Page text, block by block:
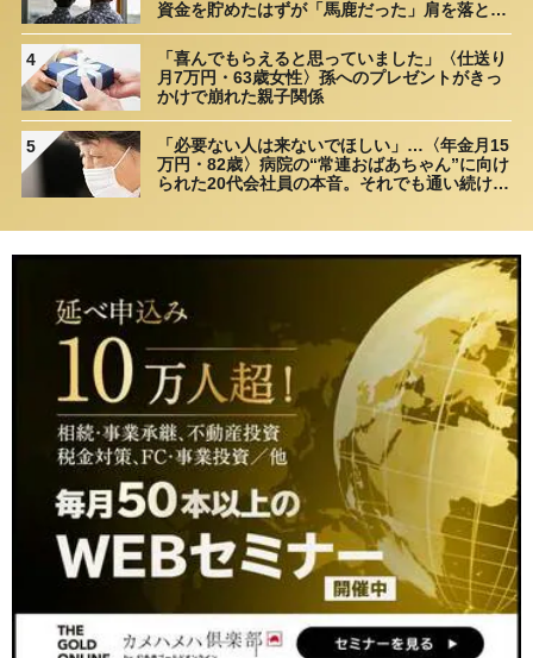
資金を貯めたはずが「馬鹿だった」肩を落とす
4
「喜んでもらえると思っていました」〈仕送り
月7万円・63歳女性〉孫へのプレゼントがきっ
かけで崩れた親子関係
5
「必要ない人は来ないでほしい」…〈年金月15
万円・82歳〉病院の“常連おばあちゃん”に向け
られた20代会社員の本音。それでも通い続ける